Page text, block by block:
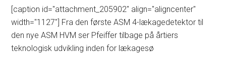
[caption id="attachment_205902" align="aligncenter"
width="1127"] Fra den første ASM 4-lækagedetektor til
den nye ASM HVM ser Pfeiffer tilbage på årtiers
teknologisk udvikling inden for lækagesø